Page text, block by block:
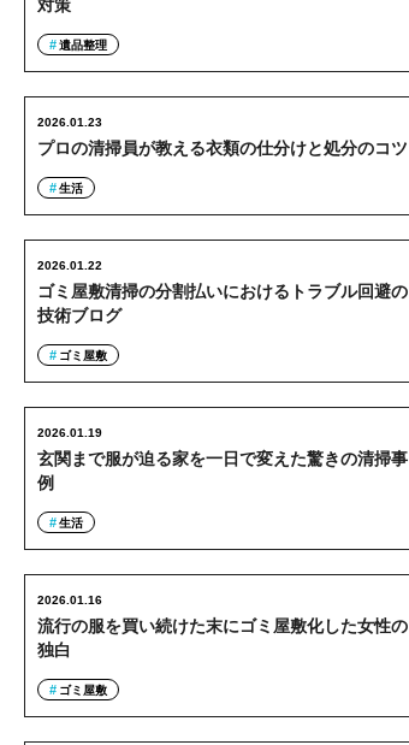
対策
遺品整理
プロの清掃員が教える衣類の仕分けと処分のコツ
2026.01.23
生活
ゴミ屋敷清掃の分割払いにおけるトラブル回避の
技術ブログ
2026.01.22
ゴミ屋敷
玄関まで服が迫る家を一日で変えた驚きの清掃事
例
2026.01.19
生活
流行の服を買い続けた末にゴミ屋敷化した女性の
独白
2026.01.16
ゴミ屋敷